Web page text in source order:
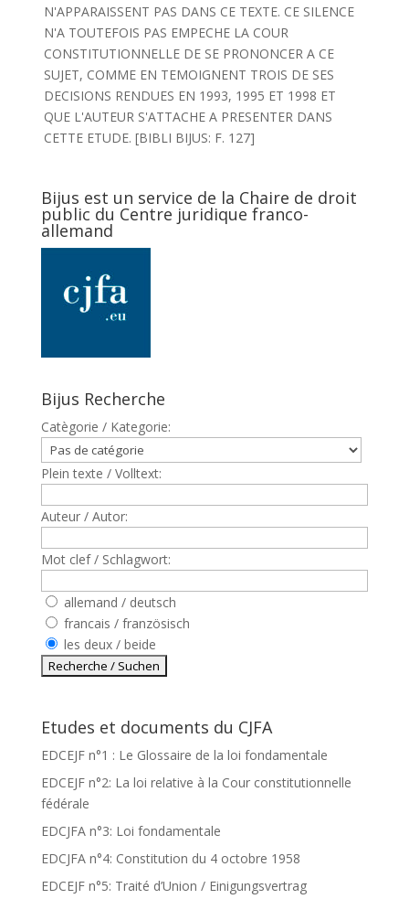
N'APPARAISSENT PAS DANS CE TEXTE. CE SILENCE
N'A TOUTEFOIS PAS EMPECHE LA COUR
CONSTITUTIONNELLE DE SE PRONONCER A CE
SUJET, COMME EN TEMOIGNENT TROIS DE SES
DECISIONS RENDUES EN 1993, 1995 ET 1998 ET
QUE L'AUTEUR S'ATTACHE A PRESENTER DANS
CETTE ETUDE. [BIBLI BIJUS: F. 127]
Bijus est un service de la Chaire de droit
public du Centre juridique franco-
allemand
Bijus Recherche
Catègorie / Kategorie:
Plein texte / Volltext:
Auteur / Autor:
Mot clef / Schlagwort:
allemand / deutsch
francais / französisch
les deux / beide
Etudes et documents du CJFA
EDCEJF n°1 : Le Glossaire de la loi fondamentale
EDCEJF n°2: La loi relative à la Cour constitutionnelle
fédérale
EDCJFA n°3: Loi fondamentale
EDCJFA n°4: Constitution du 4 octobre 1958
EDCEJF n°5: Traité d’Union / Einigungsvertrag